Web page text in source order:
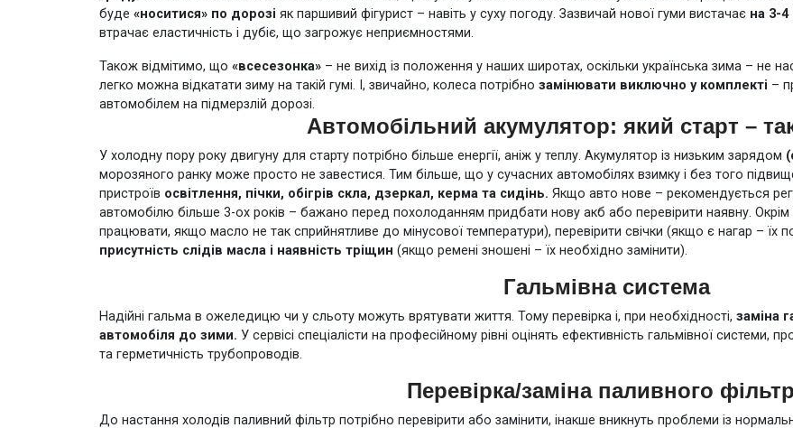
буде «носитися» по дорозі як паршивий фігурист – навіть у суху погоду. Зазвичай нової гуми вистачає на 3-4
втрачає еластичність і дубіє, що загрожує неприємностями.
Також відмітимо, що «всесезонка» – не вихід із положення у наших широтах, оскільки українська зима – не
легко можна відкатати зиму на такій гумі. І, звичайно, колеса потрібно замінювати виключно у комплекті –
автомобілем на підмерзлій дорозі.
Автомобільний акумулятор: який старт –
У холодну пору року двигуну для старту потрібно більше енергії, аніж у теплу. Акумулятор із низьким зарядом
морозяного ранку може просто не завестися. Тим більше, що у сучасних автомобілях взимку і без того
пристроїв освітлення, пічки, обігрів скла, дзеркал, керма та сидінь. Якщо авто нове – рекомендується
автомобілю більше 3-ох років – бажано перед похолоданням придбати нову акб або перевірити наявну. Окрім
працювати, якщо масло не так сприйнятливе до мінусової температури), перевірити свічки (якщо є нагар – їх
присутність слідів масла і наявність тріщин (якщо ремені зношені – їх необхідно замінити).
Гальмівна система
Надійні гальма в ожеледицю чи у сльоту можуть врятувати життя. Тому перевірка і, при необхідності, заміна
автомобіля до зими. У сервісі спеціалісти на професійному рівні оцінять ефективність гальмівної системи,
та герметичність трубопроводів.
Перевірка/заміна паливного
До настання холодів паливний фільтр потрібно перевірити або замінити, інакше вникнуть проблеми із